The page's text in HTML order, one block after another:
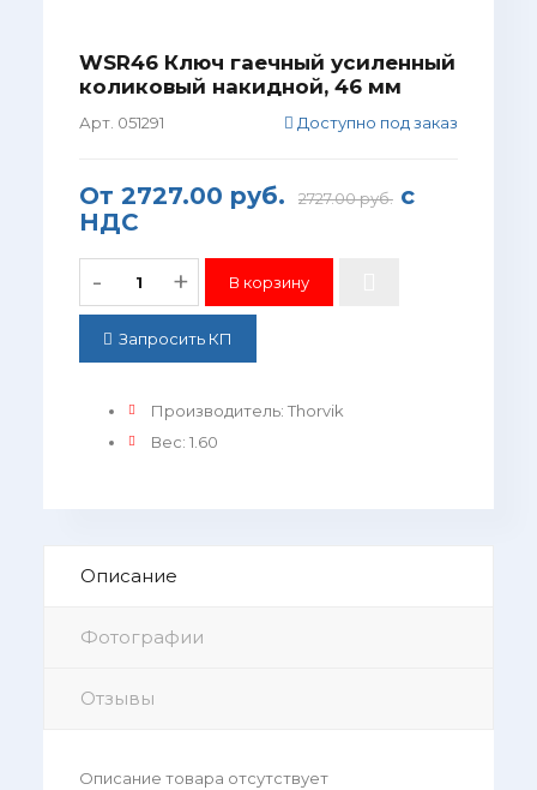
WSR46 Ключ гаечный усиленный
коликовый накидной, 46 мм
Арт. 051291 Доступно под заказ
От 2727.00 руб. 2727.00 руб.с
НДС
- +
Запросить КП
Производитель: Thorvik
Вес: 1.60
Описание
Фотографии
Отзывы
Описание товара отсутствует